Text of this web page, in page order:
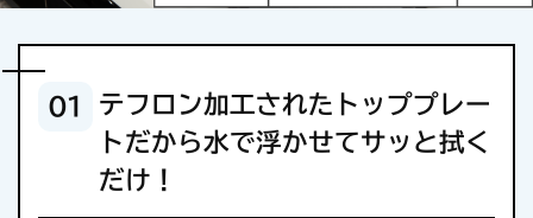
01
テフロン加工されたトッププレー
トだから水で浮かせてサッと拭く
だけ！